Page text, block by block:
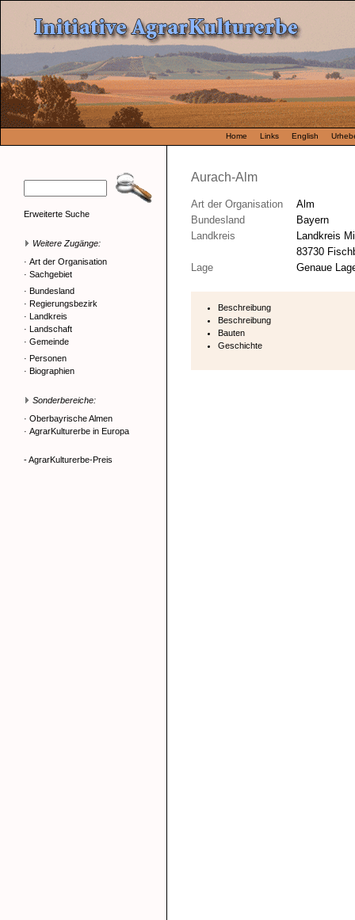
Home Links English
Erweiterte Suche
Weitere Zugänge:
· Art der Organisation
· Sachgebiet
· Bundesland
· Regierungsbezirk
· Landkreis
· Landschaft
· Gemeinde
· Personen
· Biographien
Sonderbereiche:
· Oberbayrische Almen
· AgrarKulturerbe in Europa
- AgrarKulturerbe-Preis
Aurach-Alm
Art der Organisation
Alm
Bundesland
Bayern
Landkreis
Landkreis
83730
Lage
Genaue
Beschreibung
Beschreibung
Bauten
Geschichte